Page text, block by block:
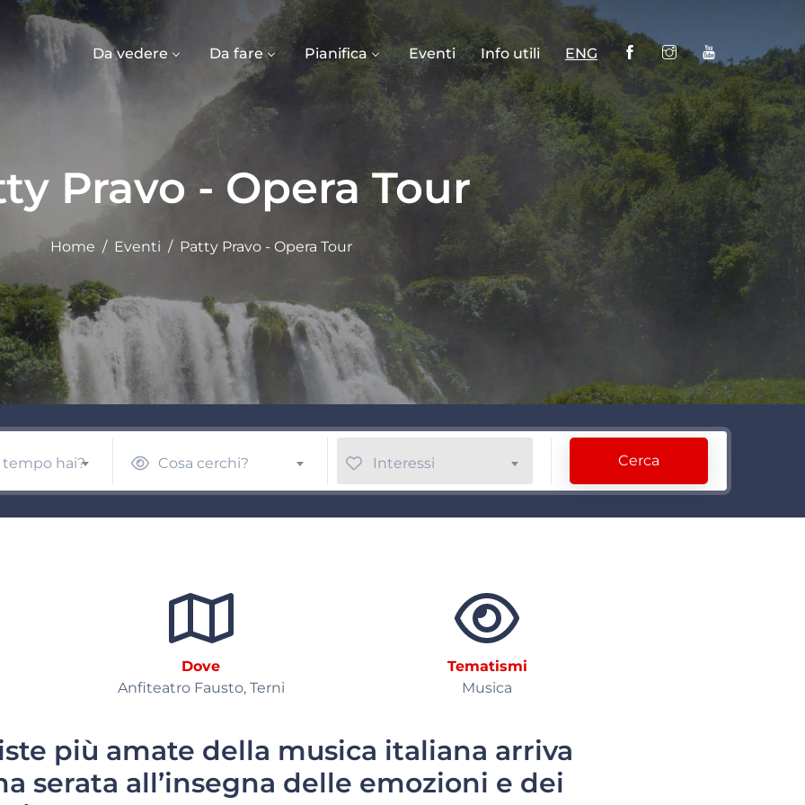
Da vedere Da fare Pianifica Eventi Info utili ENG
Pravo - Opera Tour
Home Eventi Patty Pravo - Opera Tour
hai? Cosa cerchi? Interessi Cerca
Dove
Anfiteatro Fausto, Terni
Tematismi
Musica
più amate della musica italiana arriva
serata all’insegna delle emozioni e dei